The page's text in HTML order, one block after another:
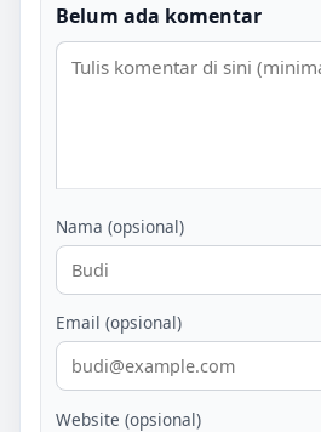
Belum ada komentar
Nama (opsional)
Email (opsional)
Website (opsional)